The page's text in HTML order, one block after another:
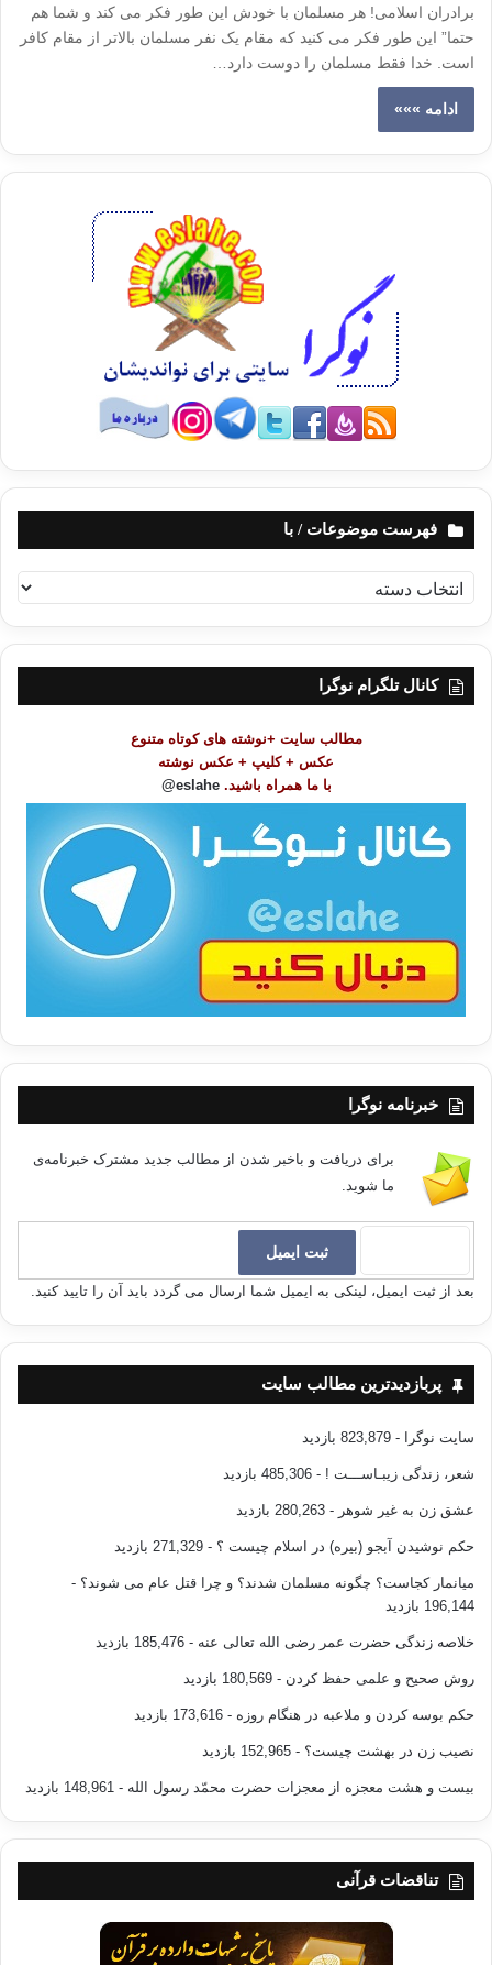
برادران اسلامی! هر مسلمان با خودش این طور فکر می کند و شما هم
حتما” این طور فکر می کنید که مقام یک نفر مسلمان بالاتر از مقام کافر
است. خدا فقط مسلمان را دوست دارد…
ادامه »»»
فهرست موضوعات / با
ه
ر
کانال تلگرام نوگرا
مطالب سایت +نوشته های کوتاه متنوع
عکس + کلیپ + عکس نوشته
با ما همراه باشید. eslahe@
خبرنامه نوگرا
برای دریافت و باخبر شدن از مطالب جدید مشترک خبرنامه‌ی
ما شوید.
بعد از ثبت ایمیل، لینکی به ایمیل شما ارسال می گردد باید آن را تایید کنید.
پربازدیدترین مطالب سایت
سایت نوگرا - 823,879 بازدید
شعر، زندگی زیبـاســـت ! - 485,306 بازدید
عشق زن به غیر شوهر - 280,263 بازدید
حکم نوشیدن آبجو (بیره) در اسلام چیست ؟ - 271,329 بازدید
میانمار کجاست؟ چگونه مسلمان شدند؟ و چرا قتل عام می شوند؟ -
196,144 بازدید
خلاصه زندگی حضرت عمر رضی الله تعالی عنه - 185,476 بازدید
روش صحیح و علمی حفظ کردن - 180,569 بازدید
حکم بوسه کردن و ملاعبه در هنگام روزه - 173,616 بازدید
نصیب زن در بهشت چیست؟ - 152,965 بازدید
بیست و هشت معجزه از معجزات حضرت محمّد رسول الله - 148,961 بازدید
تناقضات قرآنی